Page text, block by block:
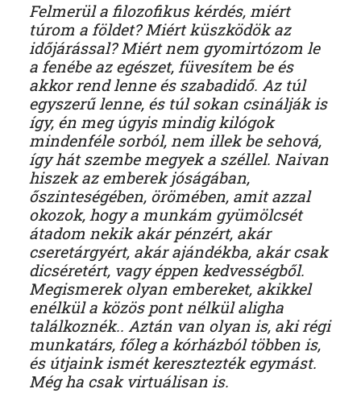
Felmerül a filozofikus kérdés, miért
túrom a földet? Miért küszködök az
időjárással? Miért nem gyomirtózom le
a fenébe az egészet, füvesítem be és
akkor rend lenne és szabadidő. Az túl
egyszerű lenne, és túl sokan csinálják is
így, én meg úgyis mindig kilógok
mindenféle sorból, nem illek be sehová,
így hát szembe megyek a széllel. Naivan
hiszek az emberek jóságában,
őszinteségében, örömében, amit azzal
okozok, hogy a munkám gyümölcsét
átadom nekik akár pénzért, akár
cseretárgyért, akár ajándékba, akár csak
dicséretért, vagy éppen kedvességből.
Megismerek olyan embereket, akikkel
enélkül a közös pont nélkül aligha
találkoznék.. Aztán van olyan is, aki régi
munkatárs, főleg a kórházból többen is,
és útjaink ismét keresztezték egymást.
Még ha csak virtuálisan is.